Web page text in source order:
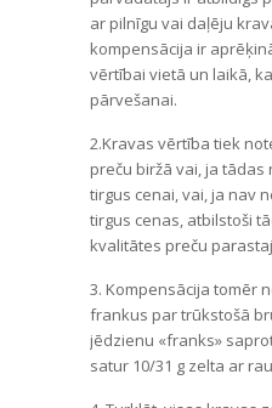
ar pilnīgu vai daļēju
kompensācija ir
vērtībai vietā un laikā,
pārvešanai.
2.Kravas vērtība tiek
preču biržā vai, ja tādas
tirgus cenai, vai, ja nav
tirgus cenas, atbilstoši
kvalitātes preču
3. Kompensācija tomēr
frankus par trūkstošā
jēdzienu «franks»
satur 10/31 g zelta ar